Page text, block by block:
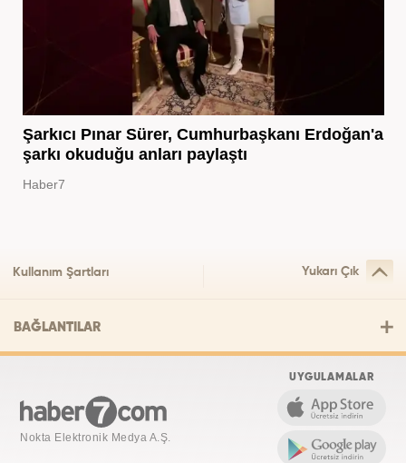
Şarkıcı Pınar Sürer, Cumhurbaşkanı Erdoğan'a
şarkı okuduğu anları paylaştı
Haber7
Kullanım Şartları Yukarı Çık
BAĞLANTILAR
Nokta Elektronik Medya A.Ş.
UYGULAMALAR